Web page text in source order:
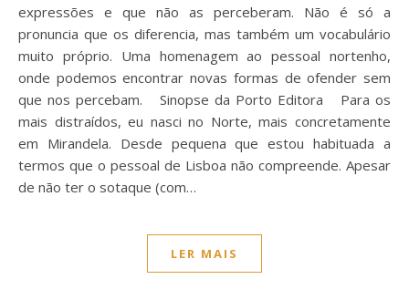
expressões e que não as perceberam. Não é só a
pronuncia que os diferencia, mas também um vocabulário
muito próprio. Uma homenagem ao pessoal nortenho,
onde podemos encontrar novas formas de ofender sem
que nos percebam. Sinopse da Porto Editora Para os
mais distraídos, eu nasci no Norte, mais concretamente
em Mirandela. Desde pequena que estou habituada a
termos que o pessoal de Lisboa não compreende. Apesar
de não ter o sotaque (com…
LER MAIS